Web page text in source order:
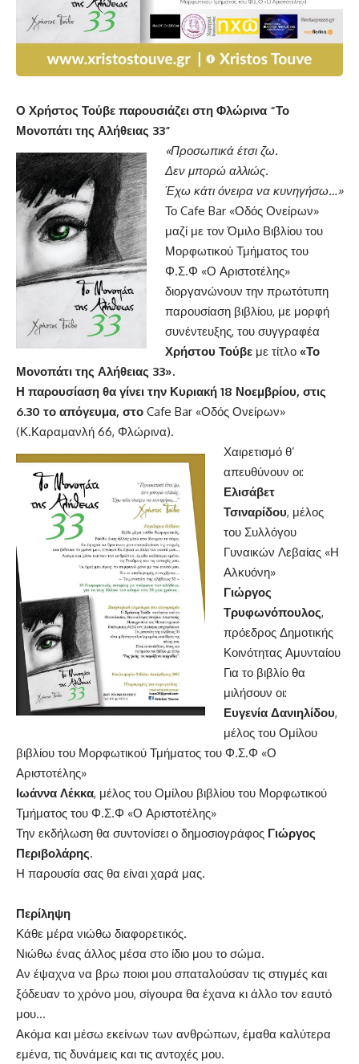
Ο Χρήστος Τούβε παρουσιάζει στη Φλώρινα “Το
Μονοπάτι της Αλήθειας 33”
«Προσωπικά έτσι ζω.
Δεν μπορώ αλλιώς.
Έχω κάτι όνειρα να κυνηγήσω…»
Το Cafe Bar «Οδός Ονείρων»
μαζί με τον Όμιλο Βιβλίου του
Μορφωτικού Τμήματος του
Φ.Σ.Φ «Ο Αριστοτέλης»
διοργανώνουν την πρωτότυπη
παρουσίαση βιβλίου, με μορφή
συνέντευξης, του συγγραφέα
Χρήστου Τούβεμε τίτλο «Το
Μονοπάτι της Αλήθειας 33».
Η παρουσίαση θα γίνει την Κυριακή 18 Νοεμβρίου, στις
6.30 το απόγευμα, στο Cafe Bar «Οδός Ονείρων»
(Κ.Καραμανλή 66, Φλώρινα).
Χαιρετισμό θ’
απευθύνουν οι:
Ελισάβετ
Τσιναρίδου, μέλος
του Συλλόγου
Γυναικών Λεβαίας «Η
Αλκυόνη»
Γιώργος
Τρυφωνόπουλος,
πρόεδρος Δημοτικής
Κοινότητας Αμυνταίου
Για το βιβλίο θα
μιλήσουν οι:
Ευγενία Δανιηλίδου,
μέλος του Ομίλου
βιβλίου του Μορφωτικού Τμήματος του Φ.Σ.Φ «Ο
Αριστοτέλης»
Ιωάννα Λέκκα, μέλος του Ομίλου βιβλίου του Μορφωτικού
Τμήματος του Φ.Σ.Φ «Ο Αριστοτέλης»
Την εκδήλωση θα συντονίσει ο δημοσιογράφος Γιώργος
Περιβολάρης.
Η παρουσία σας θα είναι χαρά μας.
Περίληψη
Κάθε μέρα νιώθω διαφορετικός.
Νιώθω ένας άλλος μέσα στο ίδιο μου το σώμα.
Αν έψαχνα να βρω ποιοι μου σπαταλούσαν τις στιγμές και
ξόδευαν το χρόνο μου, σίγουρα θα έχανα κι άλλο τον εαυτό
μου…
Ακόμα και μέσω εκείνων των ανθρώπων, έμαθα καλύτερα
εμένα, τις δυνάμεις και τις αντοχές μου.